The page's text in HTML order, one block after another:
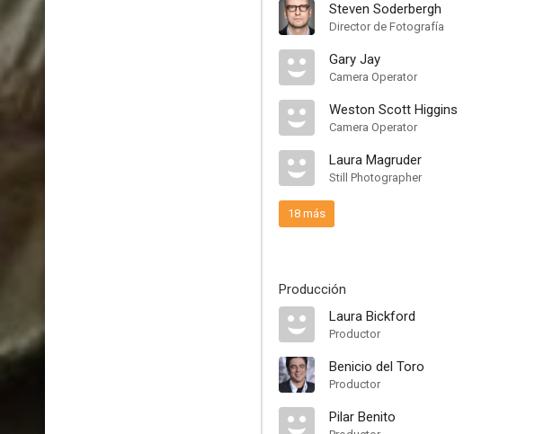
Steven Soderbergh
Director de Fotografía
Gary Jay
Camera Operator
Weston Scott Higgins
Camera Operator
Laura Magruder
Still Photographer
18 más
Producción
Laura Bickford
Productor
Benicio del Toro
Productor
Pilar Benito